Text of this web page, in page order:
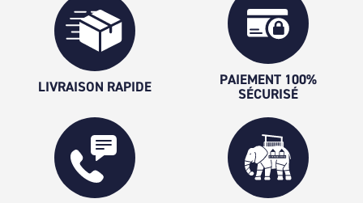
LIVRAISON RAPIDE
PAIEMENT 100%
SÉCURISÉ